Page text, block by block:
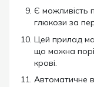
Є можливість
глюкози за
Цей прилад
що можна
крові.
Автоматичне